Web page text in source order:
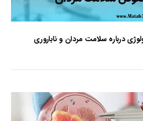
درباره سلامت مردان و ناباروری